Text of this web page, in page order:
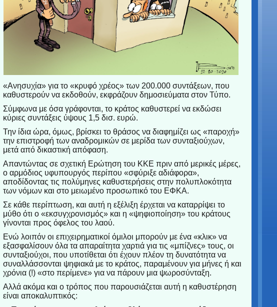
«Ανησυχία» για το «κρυφό χρέος» των 200.000 συντάξεων, που
καθυστερούν να εκδοθούν, εκφράζουν δημοσιεύματα στον Τύπο.
Σύμφωνα με όσα γράφονται, το κράτος καθυστερεί να εκδώσει
κύριες συντάξεις ύψους 1,5 δισ. ευρώ.
Την ίδια ώρα, όμως, βρίσκει το θράσος να διαφημίζει ως «παροχή»
την επιστροφή των αναδρομικών σε μερίδα των συνταξιούχων,
μετά από δικαστική απόφαση.
Απαντώντας σε σχετική Ερώτηση του ΚΚΕ πριν από μερικές μέρες,
ο αρμόδιος υφυπουργός περίπου «σφύριξε αδιάφορα»,
αποδίδοντας τις πολύμηνες καθυστερήσεις στην πολυπλοκότητα
των νόμων και στο μειωμένο προσωπικό του ΕΦΚΑ.
Σε κάθε περίπτωση, και αυτή η εξέλιξη έρχεται να καταρρίψει το
μύθο ότι ο «εκσυγχρονισμός» και η «ψηφιοποίηση» του κράτους
γίνονται προς όφελος του λαού.
Ενώ λοιπόν οι επιχειρηματικοί όμιλοι μπορούν με ένα «κλικ» να
εξασφαλίσουν όλα τα απαραίτητα χαρτιά για τις «μπίζνες» τους, οι
συνταξιούχοι, που υποτίθεται ότι έχουν πλέον τη δυνατότητα να
συναλλάσσονται ψηφιακά με το κράτος, παραμένουν για μήνες ή και
χρόνια (!) «στο περίμενε» για να πάρουν μια ψωροσύνταξη.
Αλλά ακόμα και ο τρόπος που παρουσιάζεται αυτή η καθυστέρηση
είναι αποκαλυπτικός: